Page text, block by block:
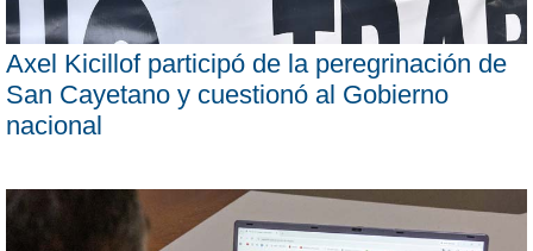
Axel Kicillof participó de la peregrinación de
San Cayetano y cuestionó al Gobierno
nacional